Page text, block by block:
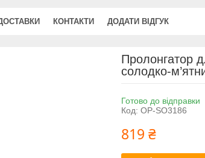
КОНТАКТИ ДОДАТИ ВІДГУК
Пролонгатор
солодко-
Готово до відправки
Код: OP-SO3186
819 ₴